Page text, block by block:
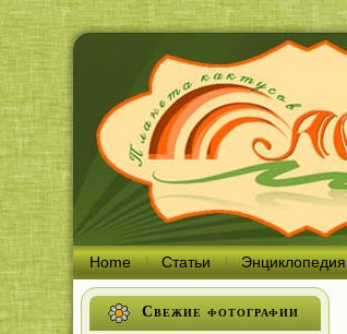
Home Статьи Энциклопедия
Свежие фотографии